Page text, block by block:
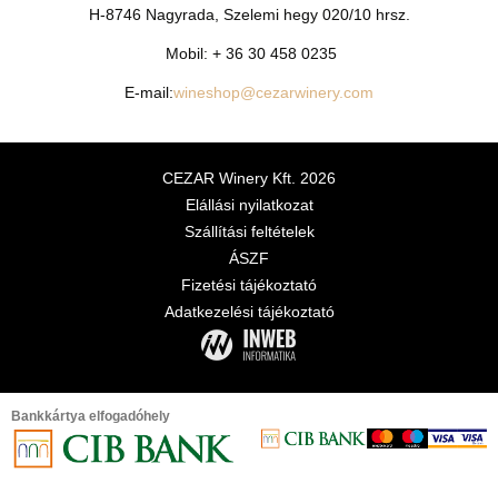
H-8746 Nagyrada, Szelemi hegy 020/10 hrsz.
Mobil: + 36 30 458 0235
E-mail:wineshop@cezarwinery.com
CEZAR Winery Kft. 2026
Elállási nyilatkozat
Szállítási feltételek
ÁSZF
Fizetési tájékoztató
Adatkezelési tájékoztató
Bankkártya elfogadóhely